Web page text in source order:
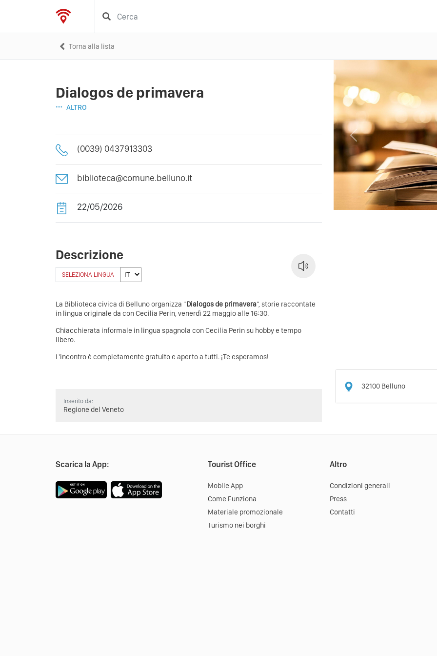
Torna alla lista
Dialogos de primavera
ALTRO
(0039) 0437913303
biblioteca@comune.belluno.it
22/05/2026
Descrizione
SELEZIONA LINGUA
La Biblioteca civica di Belluno organizza "Dialogos de primavera", storie raccontate
in lingua originale da con Cecilia Perin, venerdì 22 maggio alle 16:30.
Chiacchierata informale in lingua spagnola con Cecilia Perin su hobby e tempo
libero.
L'incontro è completamente gratuito e aperto a tutti. ¡Te esperamos!
Inserito da:
Regione del Veneto
Previous
32100 Belluno
Scarica la App: Tourist Office
Mobile App
Come Funziona
Materiale promozionale
Turismo nei borghi
Altro
Condizioni generali
Press
Contatti